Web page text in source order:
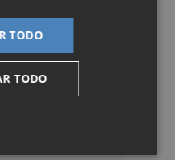
TODO
TODO